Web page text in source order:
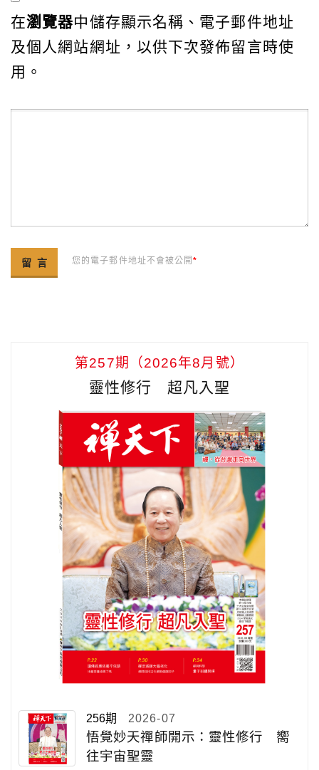
在瀏覽器中儲存顯示名稱、電子郵件地址
及個人網站網址，以供下次發佈留言時使
用。
您的電子郵件地址不會被公開*
第257期（2026年8月號）
靈性修行 超凡入聖
256期 2026-07
悟覺妙天禪師開示：靈性修行 嚮
往宇宙聖靈